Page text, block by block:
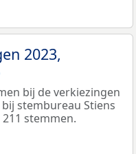
2023,
bij de verkiezingen
stembureau Stiens
stemmen.